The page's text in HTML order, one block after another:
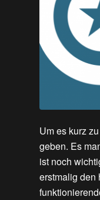
Um es kurz
geben. Es
ist noch
erstmalig den